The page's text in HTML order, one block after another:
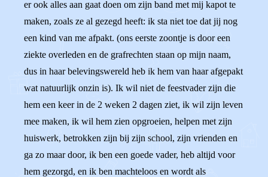
er ook alles aan gaat doen om zijn band met mij kapot te
maken, zoals ze al gezegd heeft: ik sta niet toe dat jij nog
een kind van me afpakt. (ons eerste zoontje is door een
ziekte overleden en de grafrechten staan op mijn naam,
dus in haar belevingswereld heb ik hem van haar afgepakt
wat natuurlijk onzin is). Ik wil niet de feestvader zijn die
hem een keer in de 2 weken 2 dagen ziet, ik wil zijn leven
mee maken, ik wil hem zien opgroeien, helpen met zijn
huiswerk, betrokken zijn bij zijn school, zijn vrienden en
ga zo maar door, ik ben een goede vader, heb altijd voor
hem gezorgd, en ik ben machteloos en wordt als